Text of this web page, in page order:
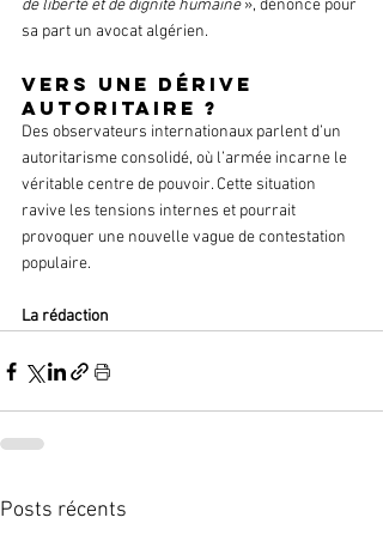
de liberté et de dignité humaine », dénonce pour
sa part un avocat algérien.
Vers une dérive
autoritaire ?
Des observateurs internationaux parlent d’un
autoritarisme consolidé, où l’armée incarne le
véritable centre de pouvoir. Cette situation
ravive les tensions internes et pourrait
provoquer une nouvelle vague de contestation
populaire.
La rédaction
Posts récents